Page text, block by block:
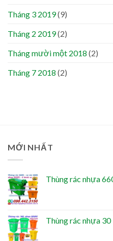
Tháng 3 2019(9)
Tháng 2 2019(2)
Tháng mười một 2018 (2)
Tháng 7 2018 (2)
MỚI NHẤT
Thùng rác nhựa
Thùng rác nhựa